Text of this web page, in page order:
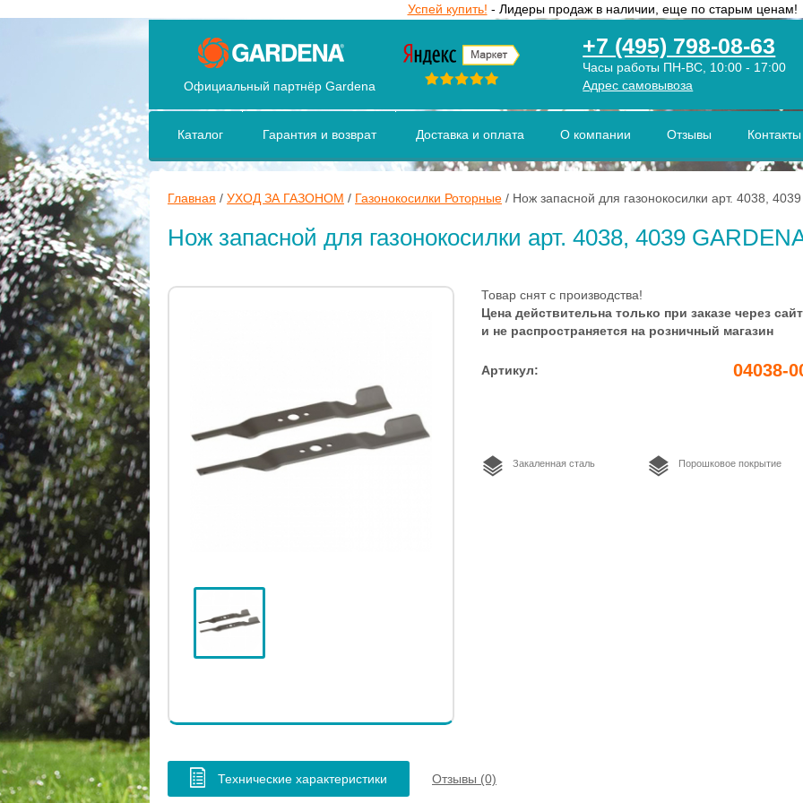
Успей купить! - Лидеры продаж в наличии, еще по старым ценам!
Официальный партнёр Gardena
+7 (495) 798-08-63
Часы работы ПН-ВС, 10:00 - 17:00
Адрес самовывоза
Каталог Гарантия и возврат Доставка и оплата О компании Отзывы Контакты
Главная / УХОД ЗА ГАЗОНОМ / Газонокосилки Роторные / Нож запасной для газонокосилки арт. 4038,
Нож запасной для газонокосилки арт. 4038, 4039
Товар снят с производства!
Цена действительна только при заказе через сайт
и не распространяется на розничный магазин
Артикул: 04038-
Закаленная сталь Порошковое покрытие
Технические характеристики Отзывы (0)